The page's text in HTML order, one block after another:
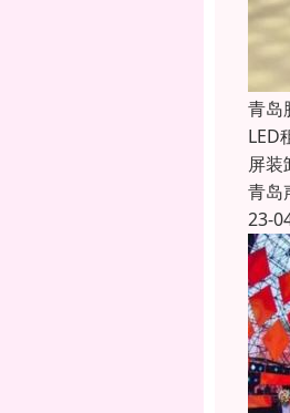
青岛
LED
屏
青岛
23-